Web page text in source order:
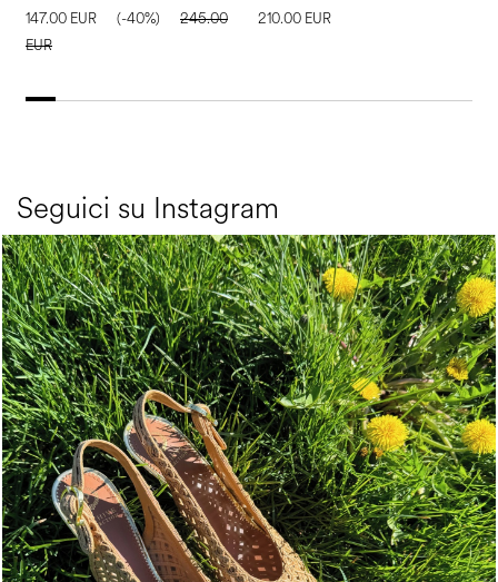
147.00 EUR (-40%)
245.00
EUR
210.00 EUR
Seguici su Instagram
Choose between chunky silhouettes with intriguing we...